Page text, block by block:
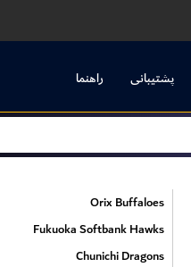
پشتیبانی راهنما
Orix Buffaloes
Fukuoka Softbank Hawks
Chunichi Dragons